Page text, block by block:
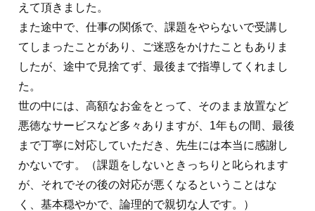
えて頂きました。
また途中で、仕事の関係で、課題をやらないで受講し
てしまったことがあり、ご迷惑をかけたこともありま
したが、途中で見捨てず、最後まで指導してくれまし
た。
世の中には、高額なお金をとって、そのまま放置など
悪徳なサービスなど多々ありますが、1年もの間、最後
まで丁寧に対応していただき、先生には本当に感謝し
かないです。（課題をしないときっちりと叱られます
が、それでその後の対応が悪くなるということはな
く、基本穏やかで、論理的で親切な人です。）